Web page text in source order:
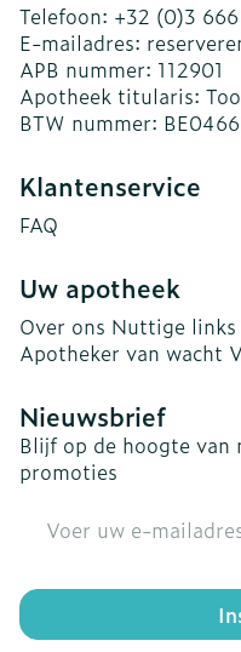
Telefoon: +32 (0)3
E-mailadres:
APB nummer: 112901
Apotheek titularis:
BTW nummer:
Klantenservice
FAQ
Uw apotheek
Over ons Nuttige links
Apotheker van wacht
Nieuwsbrief
Blijf op de hoogte van
promoties